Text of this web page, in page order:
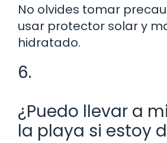
No olvides tomar
usar protector solar y
hidratado.
6.
¿Puedo llevar a
la playa si estoy